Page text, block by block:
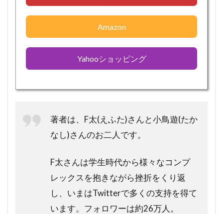
Amazon
Yahooショッピング
著者は、F太(えふた)さんと小鳥遊(たか
なし)さんのお二人です。
F太さんは学生時代から様々なコンプ
レックスを抱きながら挫折をくり返
し、いまはTwitterで多くの支持を得て
います。フォロワーは約26万人。